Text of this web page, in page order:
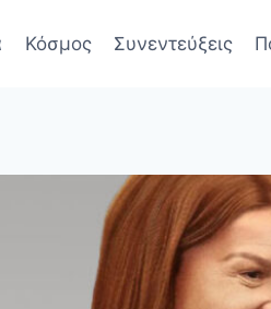
Κόσμος Συνεντεύξεις